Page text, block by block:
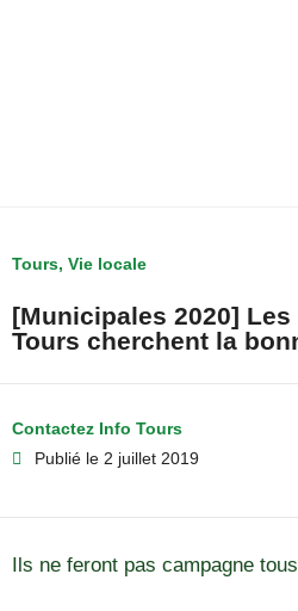
Tours, Vie locale
[Municipales 2020]
Tours cherchent la
Contactez Info Tours
Publié le 2 juillet 2019
Ils ne feront pas campagne